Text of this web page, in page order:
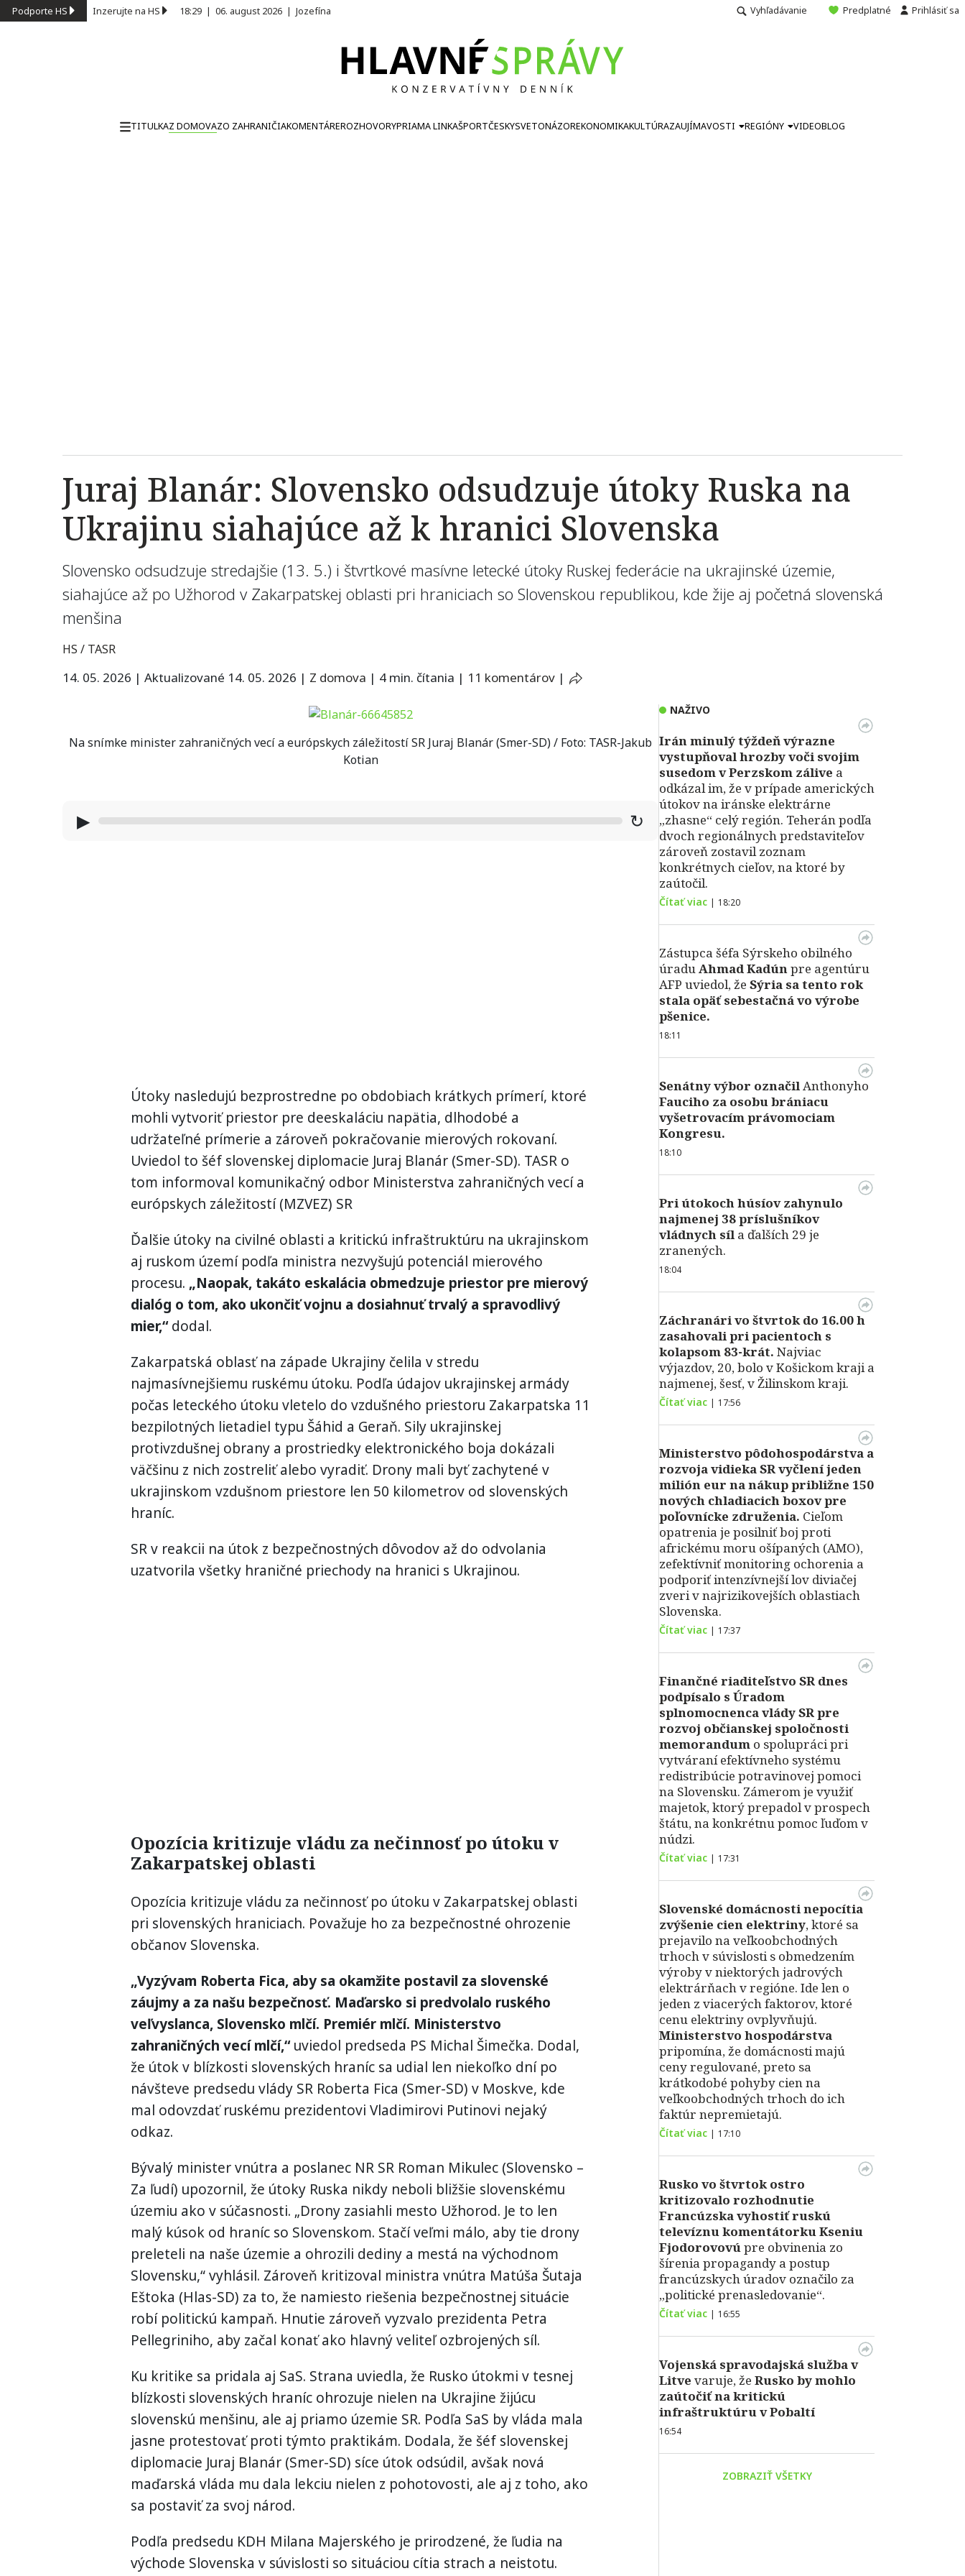
Podporte HS Inzerujte na HS 18:29 | 06. august 2026 | Jozefína Vyhľadávanie Predplatné Prihlásiť sa
TITULKAZ DOMOVAZO ZAHRANIČIAKOMENTÁREROZHOVORYPRIAMA LINKAŠPORTČESKYSVETONÁZOREKONOMIKAKULTÚRAZAUJÍMAVOSTI REGIÓNY VIDEOBLOG
Juraj Blanár: Slovensko odsudzuje útoky Ruska na
Ukrajinu siahajúce až k hranici Slovenska
Slovensko odsudzuje stredajšie (13. 5.) i štvrtkové masívne letecké útoky Ruskej federácie na ukrajinské územie,
siahajúce až po Užhorod v Zakarpatskej oblasti pri hraniciach so Slovenskou republikou, kde žije aj početná slovenská
menšina
HS / TASR
14. 05. 2026 | Aktualizované 14. 05. 2026 | Z domova | 4 min. čítania | 11 komentárov |
Na snímke minister zahraničných vecí a európskych záležitostí SR Juraj Blanár (Smer-SD) / Foto: TASR-Jakub
Kotian
▶ ↻
Útoky nasledujú bezprostredne po obdobiach krátkych prímerí, ktoré
mohli vytvoriť priestor pre deeskaláciu napätia, dlhodobé a
udržateľné prímerie a zároveň pokračovanie mierových rokovaní.
Uviedol to šéf slovenskej diplomacie Juraj Blanár (Smer-SD). TASR o
tom informoval komunikačný odbor Ministerstva zahraničných vecí a
európskych záležitostí (MZVEZ) SR
Ďalšie útoky na civilné oblasti a kritickú infraštruktúru na ukrajinskom
aj ruskom území podľa ministra nezvyšujú potenciál mierového
procesu. „Naopak, takáto eskalácia obmedzuje priestor pre mierový
dialóg o tom, ako ukončiť vojnu a dosiahnuť trvalý a spravodlivý
mier,“dodal.
Zakarpatská oblasť na západe Ukrajiny čelila v stredu
najmasívnejšiemu ruskému útoku. Podľa údajov ukrajinskej armády
počas leteckého útoku vletelo do vzdušného priestoru Zakarpatska 11
bezpilotných lietadiel typu Šáhid a Geraň. Sily ukrajinskej
protivzdušnej obrany a prostriedky elektronického boja dokázali
väčšinu z nich zostreliť alebo vyradiť. Drony mali byť zachytené v
ukrajinskom vzdušnom priestore len 50 kilometrov od slovenských
hraníc.
SR v reakcii na útok z bezpečnostných dôvodov až do odvolania
uzatvorila všetky hraničné priechody na hranici s Ukrajinou.
Opozícia kritizuje vládu za nečinnosť po útoku v
Zakarpatskej oblasti
Opozícia kritizuje vládu za nečinnosť po útoku v Zakarpatskej oblasti
pri slovenských hraniciach. Považuje ho za bezpečnostné ohrozenie
občanov Slovenska.
„Vyzývam Roberta Fica, aby sa okamžite postavil za slovenské
záujmy a za našu bezpečnosť. Maďarsko si predvolalo ruského
veľvyslanca, Slovensko mlčí. Premiér mlčí. Ministerstvo
zahraničných vecí mlčí,“uviedol predseda PS Michal Šimečka. Dodal,
že útok v blízkosti slovenských hraníc sa udial len niekoľko dní po
návšteve predsedu vlády SR Roberta Fica (Smer-SD) v Moskve, kde
mal odovzdať ruskému prezidentovi Vladimirovi Putinovi nejaký
odkaz.
Bývalý minister vnútra a poslanec NR SR Roman Mikulec (Slovensko –
Za ľudí) upozornil, že útoky Ruska nikdy neboli bližšie slovenskému
územiu ako v súčasnosti. „Drony zasiahli mesto Užhorod. Je to len
malý kúsok od hraníc so Slovenskom. Stačí veľmi málo, aby tie drony
preleteli na naše územie a ohrozili dediny a mestá na východnom
Slovensku,“ vyhlásil. Zároveň kritizoval ministra vnútra Matúša Šutaja
Eštoka (Hlas-SD) za to, že namiesto riešenia bezpečnostnej situácie
robí politickú kampaň. Hnutie zároveň vyzvalo prezidenta Petra
Pellegriniho, aby začal konať ako hlavný veliteľ ozbrojených síl.
Ku kritike sa pridala aj SaS. Strana uviedla, že Rusko útokmi v tesnej
blízkosti slovenských hraníc ohrozuje nielen na Ukrajine žijúcu
slovenskú menšinu, ale aj priamo územie SR. Podľa SaS by vláda mala
jasne protestovať proti týmto praktikám. Dodala, že šéf slovenskej
diplomacie Juraj Blanár (Smer-SD) síce útok odsúdil, avšak nová
maďarská vláda mu dala lekciu nielen z pohotovosti, ale aj z toho, ako
sa postaviť za svoj národ.
Podľa predsedu KDH Milana Majerského je prirodzené, že ľudia na
východe Slovenska v súvislosti so situáciou cítia strach a neistotu.
NAŽIVO
Irán minulý týždeň výrazne
vystupňoval hrozby voči svojim
susedom v Perzskom zálive a
odkázal im, že v prípade amerických
útokov na iránske elektrárne
„zhasne“ celý región. Teherán podľa
dvoch regionálnych predstaviteľov
zároveň zostavil zoznam
konkrétnych cieľov, na ktoré by
zaútočil.
Čítať viac | 18:20
Zástupca šéfa Sýrskeho obilného
úraduAhmad Kadúnpre agentúru
AFP uviedol, že Sýria sa tento rok
stala opäť sebestačná vo výrobe
pšenice.
18:11
Senátny výbor označilAnthonyho
Fauciho za osobu brániacu
vyšetrovacím právomociam
Kongresu.
18:10
Pri útokoch húsíov zahynulo
najmenej 38 príslušníkov
vládnych síl a ďalších 29 je
zranených.
18:04
Záchranári vo štvrtok do 16.00 h
zasahovali pri pacientoch s
kolapsom 83-krát. Najviac
výjazdov, 20, bolo v Košickom kraji a
najmenej, šesť, v Žilinskom kraji.
Čítať viac | 17:56
Ministerstvo pôdohospodárstva a
rozvoja vidieka SR vyčlení jeden
milión eur na nákup približne 150
nových chladiacich boxov pre
poľovnícke združenia. Cieľom
opatrenia je posilniť boj proti
africkému moru ošípaných (AMO),
zefektívniť monitoring ochorenia a
podporiť intenzívnejší lov diviačej
zveri v najrizikovejších oblastiach
Slovenska.
Čítať viac | 17:37
Finančné riaditeľstvo SR dnes
podpísalo s Úradom
splnomocnenca vlády SR pre
rozvoj občianskej spoločnosti
memorandum o spolupráci pri
vytváraní efektívneho systému
redistribúcie potravinovej pomoci
na Slovensku. Zámerom je využiť
majetok, ktorý prepadol v prospech
štátu, na konkrétnu pomoc ľuďom v
núdzi.
Čítať viac | 17:31
Slovenské domácnosti nepocítia
zvýšenie cien elektriny, ktoré sa
prejavilo na veľkoobchodných
trhoch v súvislosti s obmedzením
výroby v niektorých jadrových
elektrárňach v regióne. Ide len o
jeden z viacerých faktorov, ktoré
cenu elektriny ovplyvňujú.
Ministerstvo hospodárstva
pripomína, že domácnosti majú
ceny regulované, preto sa
krátkodobé pohyby cien na
veľkoobchodných trhoch do ich
faktúr nepremietajú.
Čítať viac | 17:10
Rusko vo štvrtok ostro
kritizovalo rozhodnutie
Francúzska vyhostiť ruskú
televíznu komentátorku Kseniu
Fjodorovovúpre obvinenia zo
šírenia propagandy a postup
francúzskych úradov označilo za
„politické prenasledovanie“.
Čítať viac | 16:55
Vojenská spravodajská služba v
Litve varuje, že Rusko by mohlo
zaútočiť na kritickú
infraštruktúru v Pobaltí
16:54
ZOBRAZIŤ VŠETKY